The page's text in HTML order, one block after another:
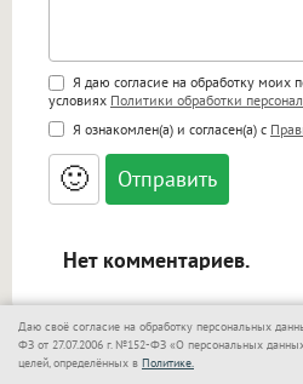
Поддержка HTML
<b>, <strong>, <u>, <i>,
<small>, <sup>, <sub>,
<blockquote>, <code>
адреса URL автоматически
ссылками, и [img]адрес[/
Я даю согласие на обработку моих
условиях Политики обработки
Я ознакомлен(а) и согласен(а) с
🙂
Нет комментариев.
i
Даю своё согласие на обработку персональных
ФЗ от 27.07.2006 г. №152-ФЗ «О персональных
целей, определённых в Политике.